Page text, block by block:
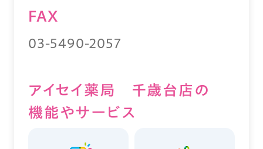
FAX
03-5490-2057
アイセイ薬局 千歳台店の
機能やサービス